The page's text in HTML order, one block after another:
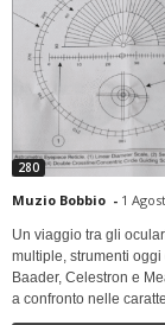
280
Muzio Bobbio - 1
Un viaggio tra gli
multiple, strumenti
Baader, Celestron e
a confronto nelle